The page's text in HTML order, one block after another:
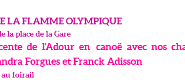
LA FLAMME OLYMPIQUE
la place de la Gare
de l'Adour en canoë avec nos
Forgues et Franck Adisson
au foirail